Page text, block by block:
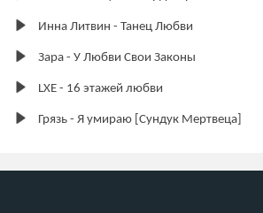
Инна Литвин - Танец Любви
Зара - У Любви Свои Законы
LXE - 16 этажей любви
Грязь - Я умираю [Сундук Мертвеца]